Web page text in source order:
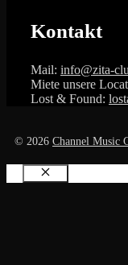
Kontakt
Mail: info@zita-
Miete unsere
Lost & Found:
© 2026 Channel Music
Schließen